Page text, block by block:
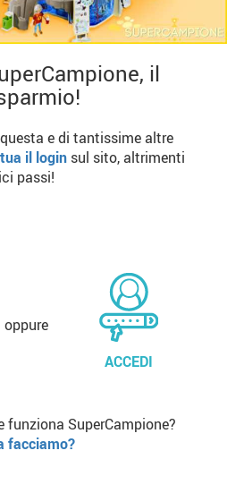
il
e di tantissime altre
il login sul sito, altrimenti
passi!
oppure
ACCEDI
funziona SuperCampione?
facciamo?